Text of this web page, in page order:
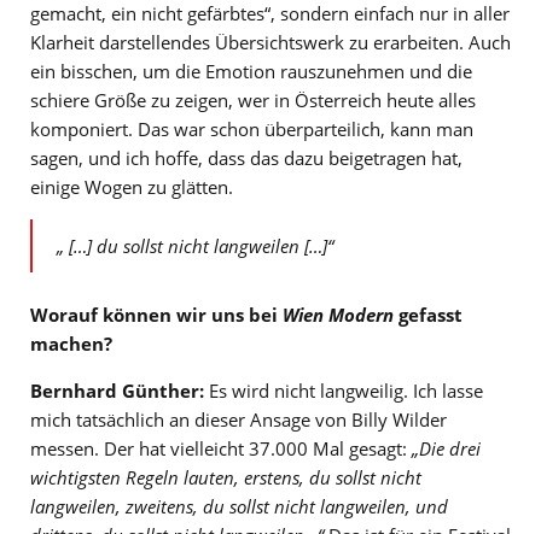
gemacht, ein nicht gefärbtes“, sondern einfach nur in aller
Klarheit darstellendes Übersichtswerk zu erarbeiten. Auch
ein bisschen, um die Emotion rauszunehmen und die
schiere Größe zu zeigen, wer in Österreich heute alles
komponiert. Das war schon überparteilich, kann man
sagen, und ich hoffe, dass das dazu beigetragen hat,
einige Wogen zu glätten.
„ […] du sollst nicht langweilen […]“
Worauf können wir uns bei Wien Modern gefasst
machen?
Bernhard Günther: Es wird nicht langweilig. Ich lasse
mich tatsächlich an dieser Ansage von Billy Wilder
messen. Der hat vielleicht 37.000 Mal gesagt: „Die drei
wichtigsten Regeln lauten, erstens, du sollst nicht
langweilen, zweitens, du sollst nicht langweilen, und